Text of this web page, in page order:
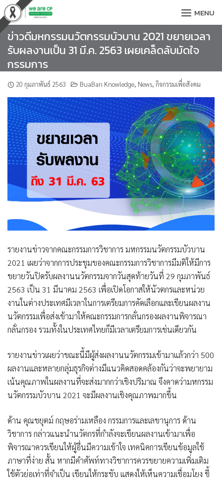
Skip
to
content
MENU
ข่าวดีมหกรรมนวัตกรรมบัวบาน 2021 ขยายเวลา
รับผลงานเป็น 31 มี.ค. 2563 เผยเคล็ดลับมัดใจ
กรรมการ
20 กุมภาพันธ์ 2563 BuaBan Knowledge, News, กิจกรรมเพื่อสังคม
รายงานข่าวจากคณะกรรมการวิชาการ มหกรรมนวัตกรรมบัวบาน
2021 เผยว่าจากการประชุมของคณะกรรมการวิชาการมีมติให้มีการ
ขยายวันปิดรับผลงานนวัตกรรมจากวันสุดท้ายวันที่ 29 กุมภาพันธ์
2563 เป็น 31 มีนาคม 2563 เพื่อเปิดโอกาสให้นัวตกรและหน่วย
งานในต่างประเทศมีเวลาในการเตรียมการคัดเลือกและเขียนผลงาน
นวัตกรรมเพื่อส่งเข้ามาให้คณะกรรมการกลั่นกรองผลงานพิจารณา
กลั่นกรอง รวมทั้งในประเทศไทยก็มีเวลาเตรียมการเช่นเดียวกัน
รายงานข่าวเผยว่าขณะนี้มีผู้ส่งผลงานนวัตกรรมเข้ามาแล้วกว่า 500
ผลงานและหลายกลุ่มธุรกิจต่างมีแนวคิดสอดคล้องกันว่าจะพยายาม
เน้นคุณภาพในผลงานที่จะส่งมากกว่าเชิงปริมาณ จึงคาดว่ามหกรรม
นวัตกรรมบัวบาน 2021 จะมีผลงานเชิงคุณภาพมากขึ้น
ด้าน คุณชยุตม์ กฤษอร่ามเหลือง กรรมการและเลขานุการ ด้าน
วิชาการกล่าวแนะนำนวัตกรที่กำลังจะเขียนผลงานเข้ามาเพื่อ
พิจารณาควรเขียนให้ผู้อื่นมีความเข้าใจ เทคนิคการเขียนข้อมูลใช้
ภาษาที่ง่าย สั้น หากมีคำศัพท์ทางวิชาการควรขยายความเพิ่มเติม
ใช้ตัวย่อเท่าที่จำเป็น เขียนให้กระชับ แสดงให้เห็นความเชื่อมโยง ชี้